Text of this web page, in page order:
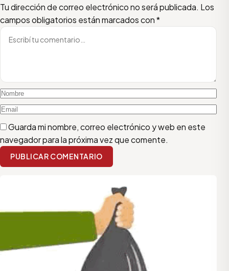
Tu dirección de correo electrónico no será publicada. Los
campos obligatorios están marcados con*
Escribí tu comentario
Nombre
Email
Guarda mi nombre, correo electrónico y web en este
navegador para la próxima vez que comente.
PUBLICAR COMENTARIO